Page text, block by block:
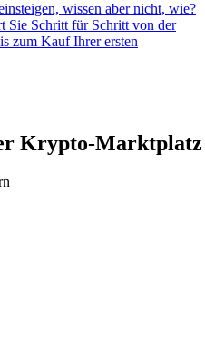
wissen aber nicht, wie?
Sie Schritt für Schritt von der
zum Kauf Ihrer ersten
Krypto-Marktplatz